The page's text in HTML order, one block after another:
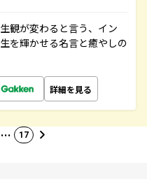
観が変わると言う、イン
を輝かせる名言と癒やしの
詳細を見る
… 17